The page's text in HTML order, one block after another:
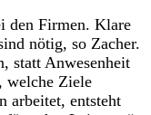
den Firmen. Klare
nötig, so Zacher.
statt Anwesenheit
welche Ziele
arbeitet, entsteht